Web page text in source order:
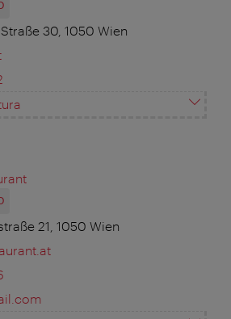
30, 1050 Wien
21, 1050 Wien